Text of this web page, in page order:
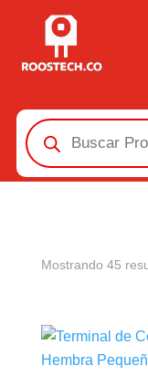
Búsqueda
de
productos
Mostrando 45